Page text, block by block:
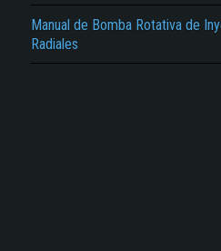
Manual de Bomba Rotativa de
Radiales